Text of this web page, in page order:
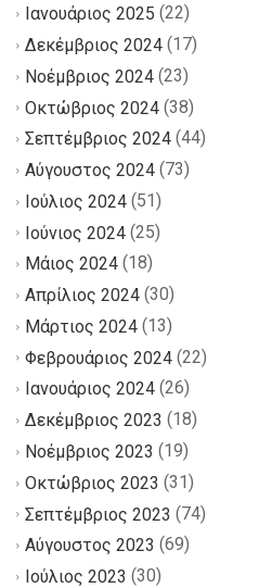
Ιανουάριος 2025 (22)
Δεκέμβριος 2024 (17)
Νοέμβριος 2024 (23)
Οκτώβριος 2024 (38)
Σεπτέμβριος 2024 (44)
Αύγουστος 2024 (73)
Ιούλιος 2024 (51)
Ιούνιος 2024 (25)
Μάιος 2024 (18)
Απρίλιος 2024 (30)
Μάρτιος 2024 (13)
Φεβρουάριος 2024 (22)
Ιανουάριος 2024 (26)
Δεκέμβριος 2023 (18)
Νοέμβριος 2023 (19)
Οκτώβριος 2023 (31)
Σεπτέμβριος 2023 (74)
Αύγουστος 2023 (69)
Ιούλιος 2023 (30)